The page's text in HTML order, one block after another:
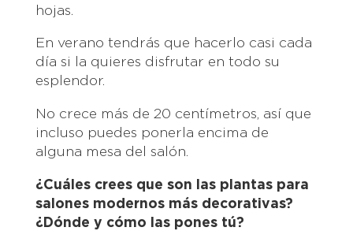
hojas.
En verano tendrás que hacerlo casi cada
día si la quieres disfrutar en todo su
esplendor.
No crece más de 20 centímetros, así que
incluso puedes ponerla encima de
alguna mesa del salón.
¿Cuáles crees que son las plantas para
salones modernos más decorativas?
¿Dónde y cómo las pones tú?